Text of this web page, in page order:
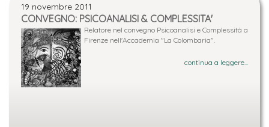
19 novembre 2011
CONVEGNO: PSICOANALISI & COMPLESSITA'
Relatore nel convegno Psicoanalisi e Complessità a
Firenze nell'Accademia "La Colombaria".
continua a leggere...